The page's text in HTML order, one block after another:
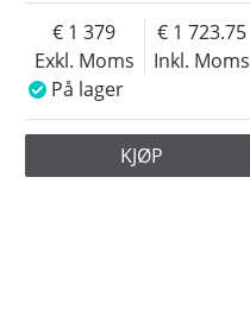
Exkl. Moms
1 379
Inkl. Moms
1 723.75
På lager
KJØP